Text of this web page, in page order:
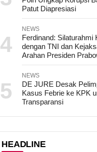
Patut Diapresiasi
4
NEWS
Ferdinand: Silaturahmi
dengan TNI dan
Arahan Presiden
5
NEWS
DE JURE Desak
Kasus Febrie ke KPK
Transparansi
HEADLINE